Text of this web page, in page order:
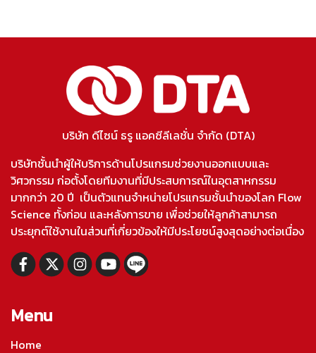
บริษัท ดีไซน์ ธรู แอคซีลีเลชั่น จำกัด (DTA)
บริษัทชั้นนำผู้ให้บริการด้านโปรแกรมช่วยงานออกแบบและ
วิศวกรรม ก่อตั้งโดยทีมงานที่มีประสบการณ์ในอุตสาหกรรม
มากกว่า 20 ปี เป็นตัวแทนจำหน่ายโปรแกรมชั้นนำของโลก Flow
Science ทั้งก่อน และหลังการขาย เพื่อช่วยให้ลูกค้าสามารถ
ประยุกต์ใช้งานในส่วนที่เกี่ยวข้องให้มีประโยชน์สูงสุดอย่างต่อเนื่อง
Menu
Home